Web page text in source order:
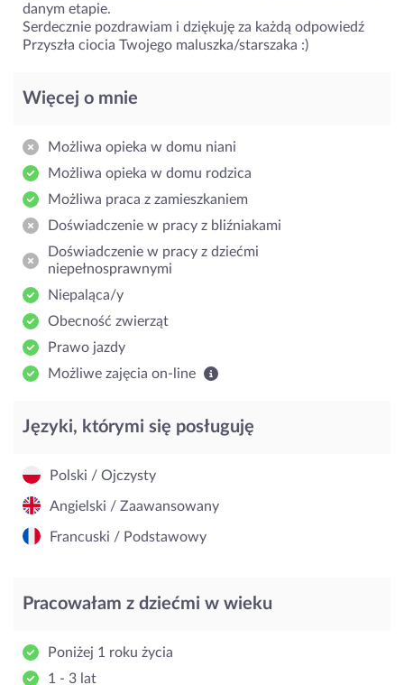
danym etapie.
Serdecznie pozdrawiam i dziękuję za każdą odpowiedź
Przyszła ciocia Twojego maluszka/starszaka :)
Więcej o mnie
Możliwa opieka w domu niani
Możliwa opieka w domu rodzica
Możliwa praca z zamieszkaniem
Doświadczenie w pracy z bliźniakami
Doświadczenie w pracy z dziećmi
niepełnosprawnymi
Niepaląca/y
Obecność zwierząt
Prawo jazdy
Możliwe zajęcia on-line
Języki, którymi się posługuję
Polski / Ojczysty
Angielski / Zaawansowany
Francuski / Podstawowy
Pracowałam z dziećmi w wieku
Poniżej 1 roku życia
1 - 3 lat